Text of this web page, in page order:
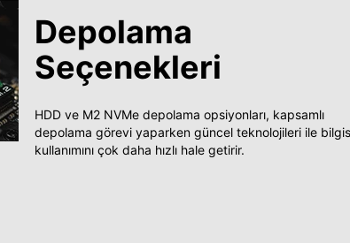
Depolama
Seçenekleri
HDD ve M2 NVMe depolama opsiyonları, kapsamlı
depolama görevi yaparken güncel teknolojileri ile
kullanımını çok daha hızlı hale getirir.